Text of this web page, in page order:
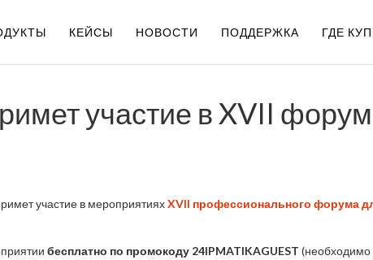
КЕЙСЫ НОВОСТИ ПОДДЕРЖКА ГДЕ
участие в XVII
участие в мероприятияхXVII профессионального форума
бесплатно по промокоду 24IPMATIKAGUEST (необходимо